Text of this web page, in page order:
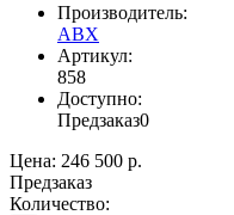
Производитель:
ABX
Артикул:
858
Доступно:
Предзаказ0
Цена: 246 500 р.
Предзаказ
Количество: